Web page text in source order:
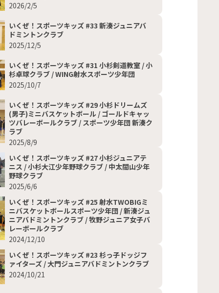
2026/2/5
いくぜ！スポーツキッズ #33 新湊ジュニアバ
ドミントンクラブ
2025/12/5
いくぜ！スポーツキッズ #31 小杉剣道教室 / 小
杉卓球クラブ / WING射水スポーツ少年団
2025/10/7
いくぜ！スポーツキッズ #29 小杉ドリームズ
(男子)ミニバスケットボール / ゴールドキャッ
ツバレーボールクラブ / スポーツ少年団 新湊ク
ラブ
2025/8/9
いくぜ！スポーツキッズ #27 小杉ジュニアテ
ニス / 小杉大江少年野球クラブ / 中太閤山少年
野球クラブ
2025/6/6
いくぜ！スポーツキッズ #25 射水TWOBIGミ
ニバスケットボールスポーツ少年団 / 新湊ジュ
ニアバドミントンクラブ / 牧野ジュニア女子バ
レーボールクラブ
2024/12/10
いくぜ！スポーツキッズ #23 杉っ子ドッジフ
ァイターズ / 大門ジュニアバドミントンクラブ
2024/10/21